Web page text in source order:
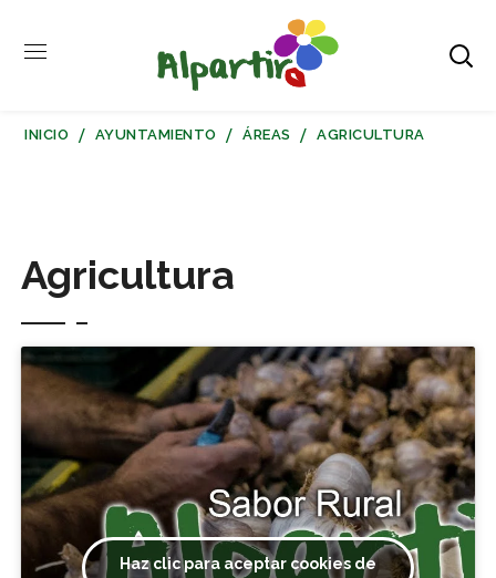
INICIO AYUNTAMIENTO ÁREAS AGRICULTURA
Agricultura
Haz clic para aceptar cookies de